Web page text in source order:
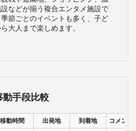
設などが揃う複合エンタメ施設で
節ごとのイベントも多く、子ど
大人まで楽しめます。
動手段比較
移動時間 出発地 到着地 コメント